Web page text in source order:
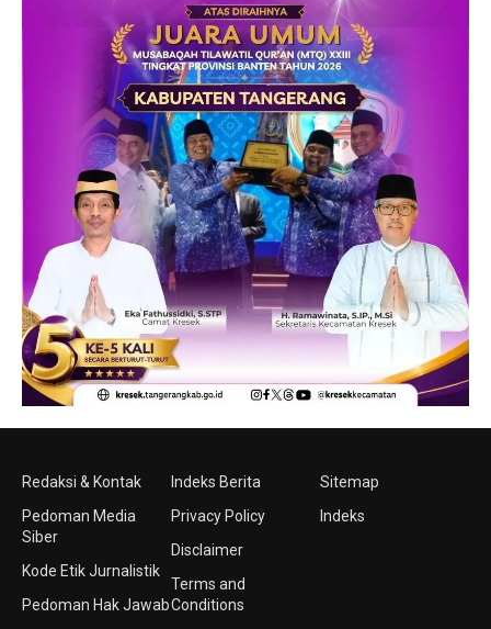
Redaksi & Kontak
Pedoman Media
Siber
Kode Etik Jurnalistik
Pedoman Hak Jawab
Indeks Berita
Privacy Policy
Disclaimer
Terms and
Conditions
Sitemap
Indeks